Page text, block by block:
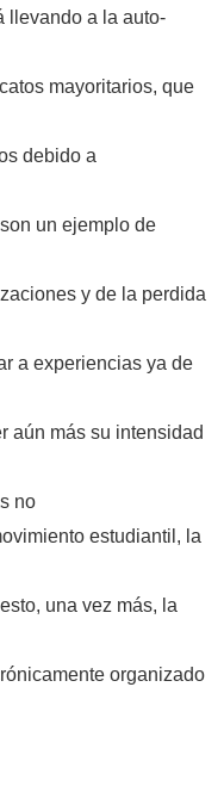
llevando a la auto-
mayoritarios, que
debido a
un ejemplo de
y de la perdida
a experiencias ya de
aún más su intensidad
no
estudiantil, la
una vez más, la
organizado